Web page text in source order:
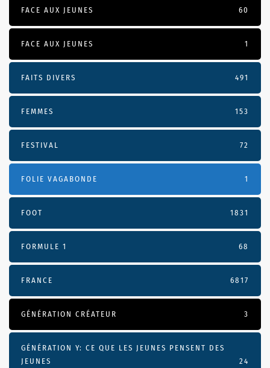
FACE AUX JEUNES 60
FACE AUX JEUNES 1
FAITS DIVERS 491
FEMMES 153
FESTIVAL 72
FOLIE VAGABONDE 1
FOOT 1831
FORMULE 1 68
FRANCE 6817
GÉNÉRATION CRÉATEUR 3
GÉNÉRATION Y: CE QUE LES JEUNES PENSENT DES
JEUNES
24